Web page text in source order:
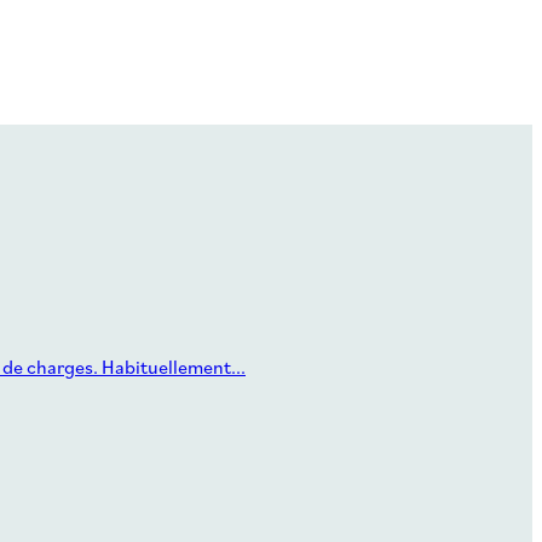
charges. Habituellement...